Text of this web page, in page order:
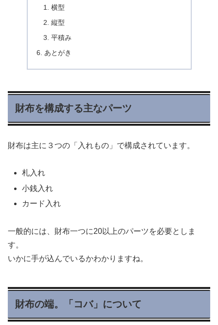
横型
縦型
平積み
あとがき
財布を構成する主なパーツ
財布は主に３つの「入れもの」で構成されています。
札入れ
小銭入れ
カード入れ
一般的には、財布一つに20以上のパーツを必要としま
す。
いかに手が込んでいるかわかりますね。
財布の端。「コバ」について